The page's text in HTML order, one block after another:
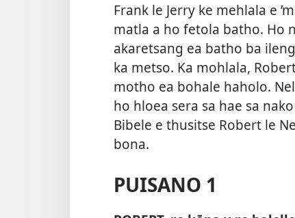
Frank le Jerry ke mehlala e
matla a ho fetola batho. Ho
akaretsang ea batho ba
ka metso. Ka mohlala,
motho ea bohale haholo.
ho hloea sera sa hae sa
Bibele e thusitse Robert le
bona.
PUISANO 1